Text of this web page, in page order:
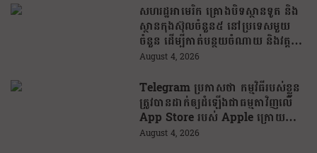
សហរដ្ឋអាមេរិក គ្រោងបិទស្ថានទូត និង
ស្ថានកុងស៊ុលចំនួន៥ នៅប្រទេសមួយ
ចំនួន ដើម្បីកាត់បន្ថយចំណាយ និងវត្ត
មានការទូតដែលគ្មានប្រសិទ្ធភាព
August 4, 2026
Telegram ប្រកាសថា កម្មវិធីរបស់ខ្លួន
ត្រូវបានដាក់ឲ្យដំឡើងជាធម្មតាវិញលើ
App Store របស់ Apple ក្រោយបាត់
ខ្លួនដោយគ្មានការបញ្ជាក់ពីមូលហេតុ
August 4, 2026